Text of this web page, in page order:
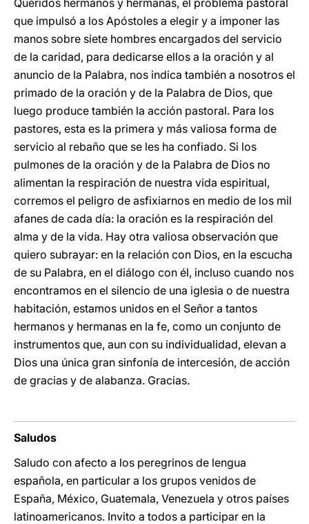
Queridos hermanos y hermanas, el problema pastoral
que impulsó a los Apóstoles a elegir y a imponer las
manos sobre siete hombres encargados del servicio
de la caridad, para dedicarse ellos a la oración y al
anuncio de la Palabra, nos indica también a nosotros el
primado de la oración y de la Palabra de Dios, que
luego produce también la acción pastoral. Para los
pastores, esta es la primera y más valiosa forma de
servicio al rebaño que se les ha confiado. Si los
pulmones de la oración y de la Palabra de Dios no
alimentan la respiración de nuestra vida espiritual,
corremos el peligro de asfixiarnos en medio de los mil
afanes de cada día: la oración es la respiración del
alma y de la vida. Hay otra valiosa observación que
quiero subrayar: en la relación con Dios, en la escucha
de su Palabra, en el diálogo con él, incluso cuando nos
encontramos en el silencio de una iglesia o de nuestra
habitación, estamos unidos en el Señor a tantos
hermanos y hermanas en la fe, como un conjunto de
instrumentos que, aun con su individualidad, elevan a
Dios una única gran sinfonía de intercesión, de acción
de gracias y de alabanza. Gracias.
Saludos
Saludo con afecto a los peregrinos de lengua
española, en particular a los grupos venidos de
España, México, Guatemala, Venezuela y otros países
latinoamericanos. Invito a todos a participar en la